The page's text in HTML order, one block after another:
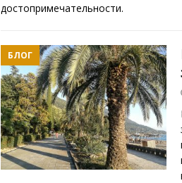
достопримечательности.
БЛОГ